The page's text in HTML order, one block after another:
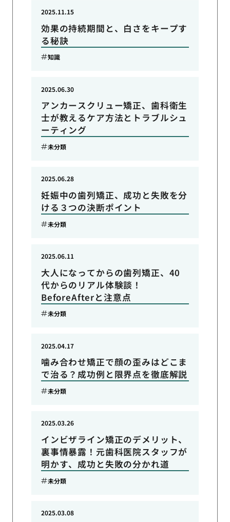
効果の持続期間と、白さをキープす
る秘訣
2025.11.15
知識
アンカースクリュー矯正、歯科衛生
士が教えるケア方法とトラブルシュ
ーティング
2025.06.30
未分類
妊娠中の歯列矯正、成功と失敗を分
ける３つの決断ポイント
2025.06.28
未分類
大人になってからの歯列矯正、40
代からのリアル体験談！
BeforeAfterと注意点
2025.06.11
未分類
噛み合わせ矯正で顔の歪みはどこま
で治る？成功例と限界点を徹底解説
2025.04.17
未分類
インビザライン矯正のデメリット、
裏事情暴露！元歯科医院スタッフが
明かす、成功と失敗の分かれ道
2025.03.26
未分類
2025.03.08